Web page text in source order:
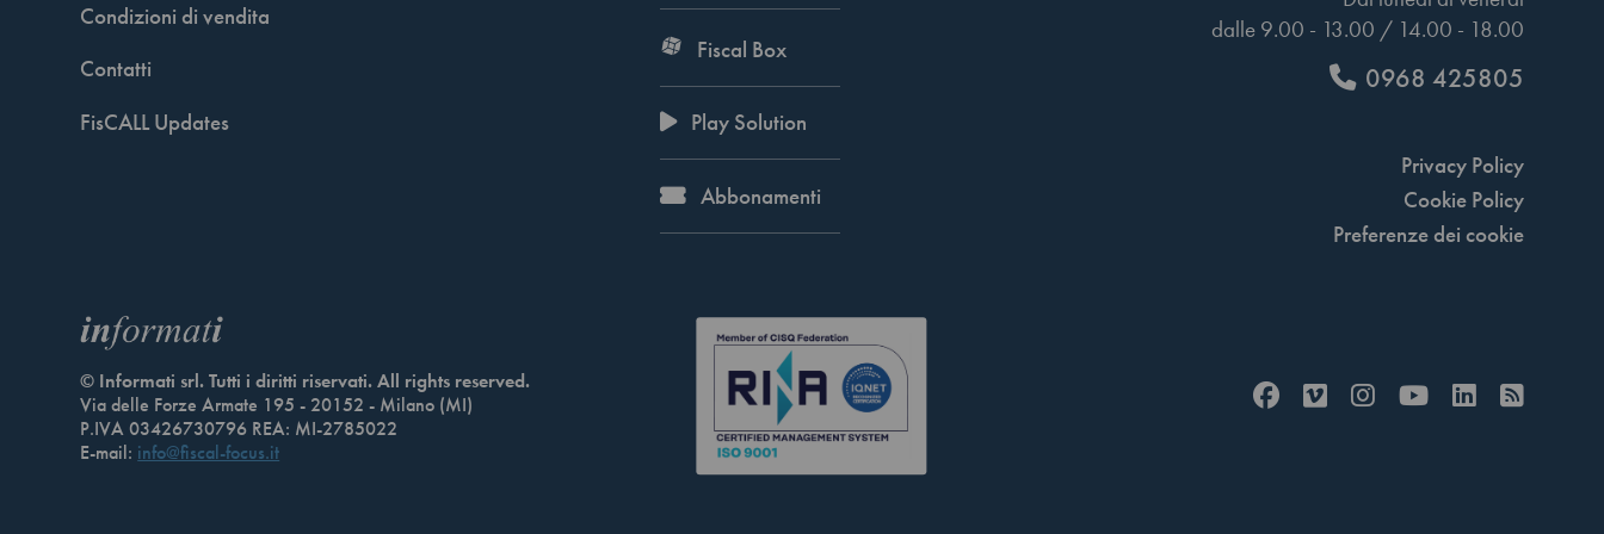
Condizioni di vendita
Contatti
FisCALL Updates
Fiscal Box
Play Solution
Abbonamenti
dalle 9.00 - 13.00 / 14.00 - 18.00
0968 425805
Privacy Policy
Cookie Policy
Preferenze dei cookie
© Informati srl. Tutti i diritti riservati. All rights reserved.
Via delle Forze Armate 195 - 20152 - Milano (MI)
P.IVA 03426730796 REA: MI-2785022
E-mail: info@fiscal-focus.it